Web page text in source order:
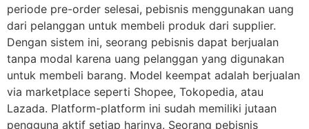
periode pre-order selesai, pebisnis menggunakan uang
dari pelanggan untuk membeli produk dari supplier.
Dengan sistem ini, seorang pebisnis dapat berjualan
tanpa modal karena uang pelanggan yang digunakan
untuk membeli barang. Model keempat adalah berjualan
via marketplace seperti Shopee, Tokopedia, atau
Lazada. Platform-platform ini sudah memiliki jutaan
pengguna aktif setiap harinya. Seorang pebisnis